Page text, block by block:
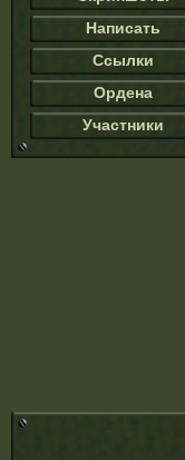
Написать
Ссылки
Ордена
Участники